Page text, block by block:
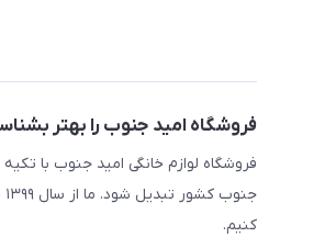
فروشگاه امید جنوب را بهتر
کنیم.